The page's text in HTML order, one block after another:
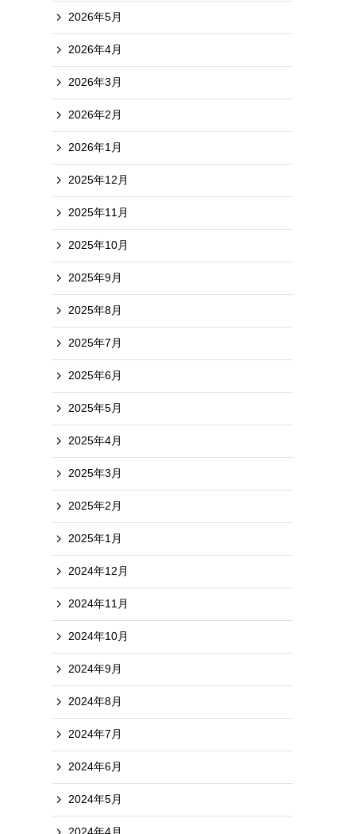
2026年5月
2026年4月
2026年3月
2026年2月
2026年1月
2025年12月
2025年11月
2025年10月
2025年9月
2025年8月
2025年7月
2025年6月
2025年5月
2025年4月
2025年3月
2025年2月
2025年1月
2024年12月
2024年11月
2024年10月
2024年9月
2024年8月
2024年7月
2024年6月
2024年5月